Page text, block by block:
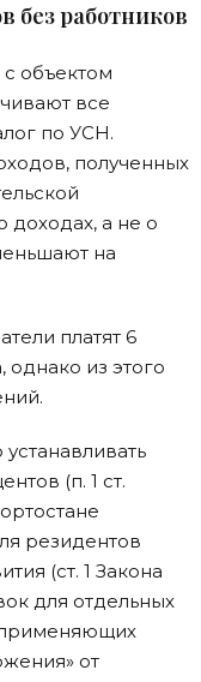
без работников
объектом
все
по УСН.
полученных
доходах, а не о
на
платят 6
однако из этого
(п. 1 ст.
резидентов
(ст. 1 Закона
для отдельных
применяющих
от